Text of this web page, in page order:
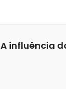
A influência